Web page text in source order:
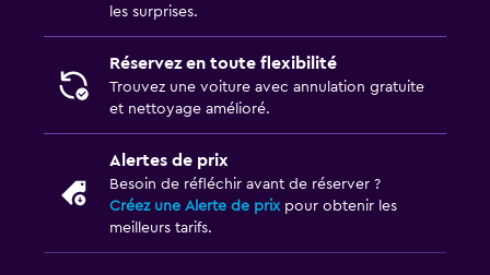
les surprises.
Réservez en toute flexibilité
Trouvez une voiture avec annulation gratuite
et nettoyage amélioré.
Alertes de prix
Besoin de réfléchir avant de réserver ?
Créez une Alerte de prixpour obtenir les
meilleurs tarifs.